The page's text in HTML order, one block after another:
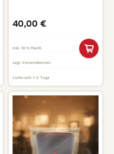
40,00 €
inkl. 19 % MwSt.
zzgl. Versandkosten
Lieferzeit:1-3 Tage